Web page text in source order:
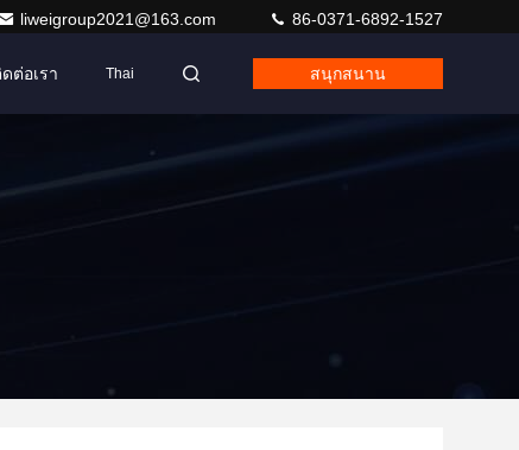
liweigroup2021@163.com 86-0371-6892-1527
ต่อเรา Thai สนุกสนาน